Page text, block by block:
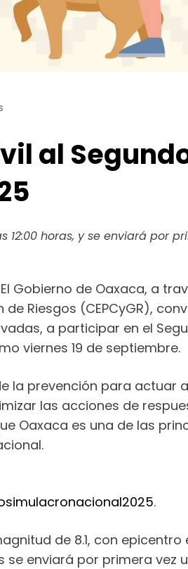
al
12:00 horas, y se enviará por
El Gobierno de Oaxaca, a
Riesgos (CEPCyGR),
a participar en el
viernes 19 de septiembre.
la prevención para actuar
las acciones de
Oaxaca es una de las
.
de 8.1, con epicentro
se enviará por primera vez